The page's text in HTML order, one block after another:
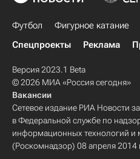
Футбол Фигурное катание
Спецпроекты
Реклама
Версия 2023.1 Beta
© 2026 МИА «Россия сегодня»
Вакансии
Сетевое издание РИА Новости
в Федеральной службе по
информационных технологий и
(Роскомнадзор) 08 апреля 2014